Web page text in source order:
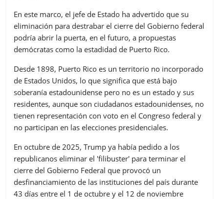
En este marco, el jefe de Estado ha advertido que su
eliminación para destrabar el cierre del Gobierno federal
podría abrir la puerta, en el futuro, a propuestas
demócratas como la estadidad de Puerto Rico.
Desde 1898, Puerto Rico es un territorio no incorporado
de Estados Unidos, lo que significa que está bajo
soberanía estadounidense pero no es un estado y sus
residentes, aunque son ciudadanos estadounidenses, no
tienen representación con voto en el Congreso federal y
no participan en las elecciones presidenciales.
En octubre de 2025, Trump ya había pedido a los
republicanos eliminar el 'filibuster' para terminar el
cierre del Gobierno Federal que provocó un
desfinanciamiento de las instituciones del país durante
43 días entre el 1 de octubre y el 12 de noviembre